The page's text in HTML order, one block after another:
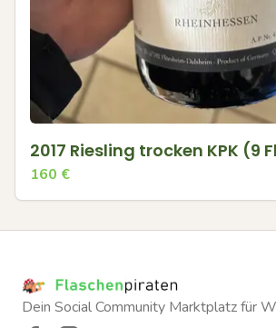
2017 Riesling trocken KPK (9
160 €
Dein Social Community Marktplatz für